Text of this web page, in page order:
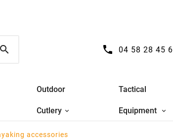
  04 58 28 45
Outdoor
Cutlery
Tactical
Equipment
accessories